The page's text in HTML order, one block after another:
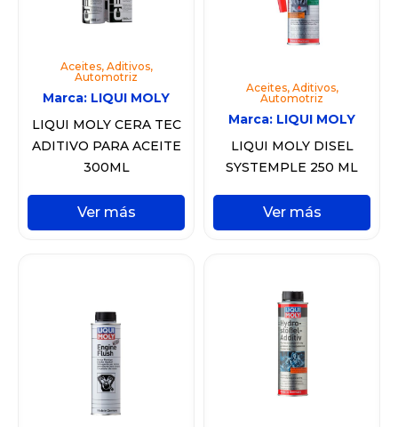
Aceites, Aditivos,
Automotriz
Marca: LIQUI MOLY
LIQUI MOLY CERA TEC
ADITIVO PARA ACEITE
300ML
Ver más
Aceites, Aditivos,
Automotriz
Marca: LIQUI MOLY
LIQUI MOLY DISEL
SYSTEMPLE 250 ML
Ver más